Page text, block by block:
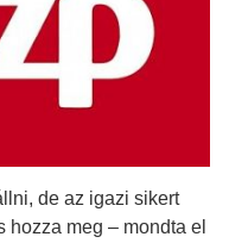
de az igazi sikert
meg – mondta el